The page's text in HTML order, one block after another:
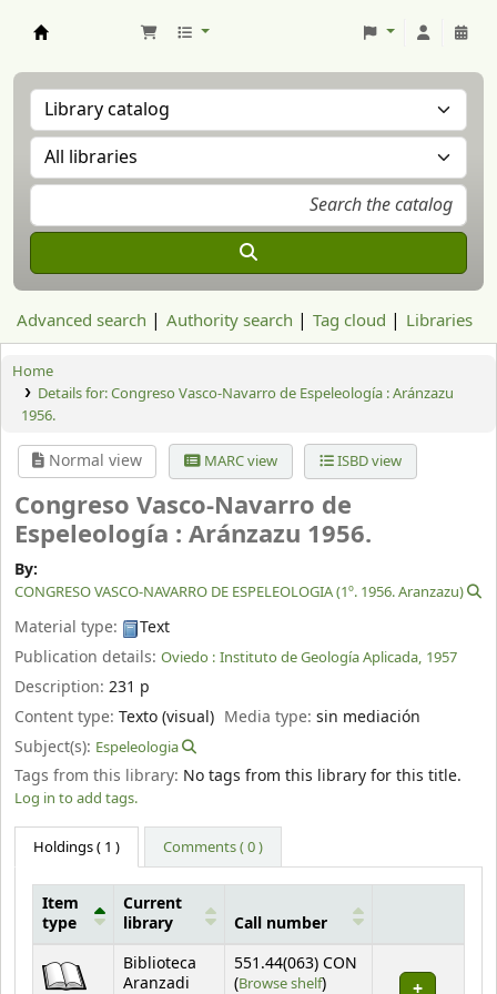
Advanced search Authority search Tag cloud Libraries
Home
Details for:Congreso Vasco-Navarro de Espeleología :Aránzazu
1956.
Normal view MARC view ISBD view
Congreso Vasco-Navarro de
Espeleología : Aránzazu 1956.
By:
CONGRESO VASCO-NAVARRO DE ESPELEOLOGIA (1º. 1956. Aranzazu)
Material type:
Text
Publication details: Oviedo : Instituto de Geología Aplicada, 1957
Description: 231 p
Content type: Texto (visual) Media type:sin mediación
Subject(s): Espeleologia
Tags from this library: No tags from this library for this title.
Log in to add tags.
Holdings( 1 ) Comments ( 0 )
Item
type
Current
library
Call number
Biblioteca
Aranzadi
551.44(063) CON
(Browse shelf(Opens below)
)